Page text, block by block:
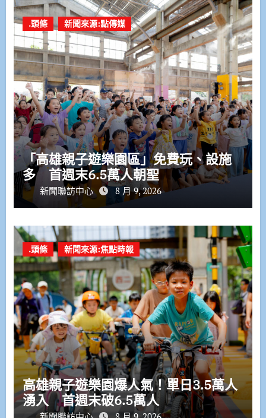
.頭條 新聞來源:點傳媒
「高雄親子遊樂園區」免費玩、設施
多 首週末6.5萬人朝聖
新聞聯訪中心 8 月 9, 2026
.頭條 新聞來源:焦點時報
高雄親子遊樂園爆人氣！單日3.5萬人
湧入 首週末破6.5萬人